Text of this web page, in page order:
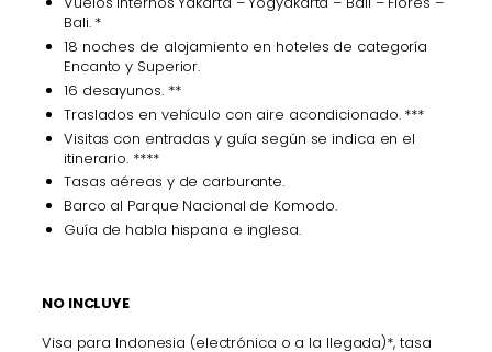
Bali. *
18 noches de alojamiento en hoteles de categoría
Encanto y Superior.
16 desayunos. **
Traslados en vehículo con aire acondicionado. ***
Visitas con entradas y guía según se indica en el
itinerario. ****
Tasas aéreas y de carburante.
Barco al Parque Nacional de Komodo.
Guía de habla hispana e inglesa.
NO INCLUYE
Visa para Indonesia (electrónica o a la llegada)*, tasa